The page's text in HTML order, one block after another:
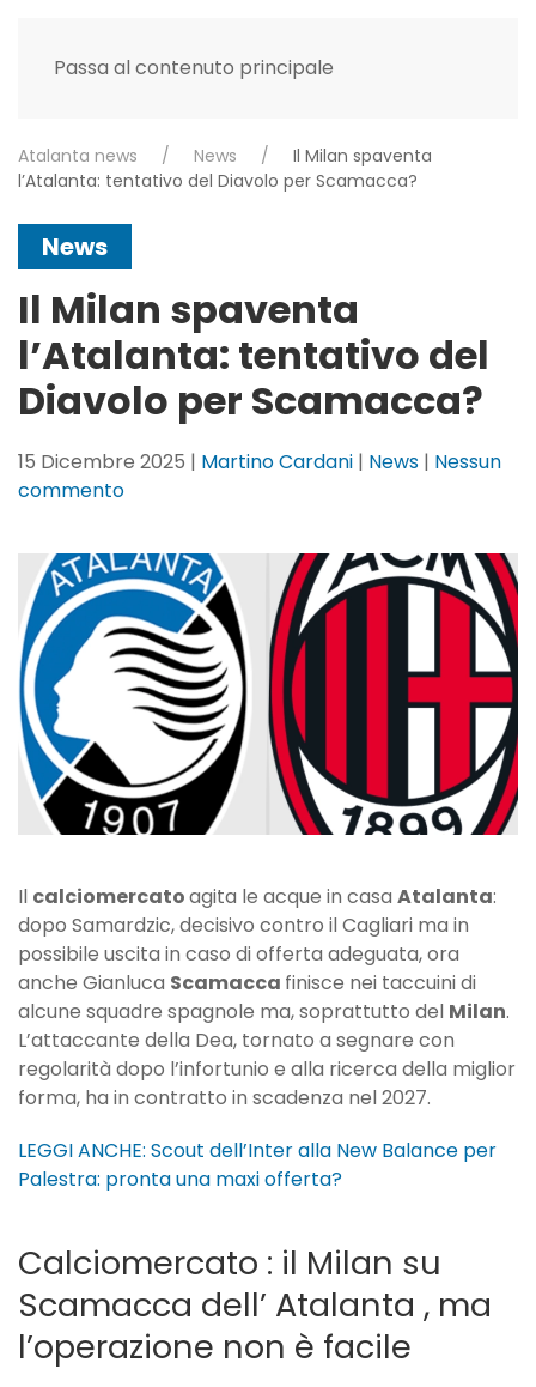
Passa al contenuto principale
Atalanta news News
Il Milan spaventa
l’Atalanta: tentativo del Diavolo per Scamacca?
News
Il Milan spaventa
l’Atalanta: tentativo del
Diavolo per Scamacca?
15 Dicembre 2025 | Martino Cardani | News | Nessun
commentosu
Milan
spaventa
l’Atalanta:
tentativo
del
Diavolo
per
Scamacca?
Il calciomercatoagita le acque in casa Atalanta:
dopo Samardzic, decisivo contro il Cagliari ma in
possibile uscita in caso di offerta adeguata, ora
anche Gianluca Scamacca finisce nei taccuini di
alcune squadre spagnole ma, soprattutto del Milan.
L’attaccante della Dea, tornato a segnare con
regolarità dopo l’infortunio e alla ricerca della miglior
forma, ha in contratto in scadenza nel 2027.
LEGGI ANCHE: Scout dell’Inter alla New Balance per
Palestra: pronta una maxi offerta?
Calciomercato : il Milan su
Scamacca dell’ Atalanta , ma
l’operazione non è facile